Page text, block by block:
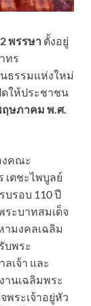
พรรษา ตั้งอยู่
ทร
ธรรมแห่งใหม่
ดให้ประชาชน
ฤษภาคม พ.ศ.
งคณะ
เตชะไพบูลย์
รอบ 110 ปี
ระบาทสมเด็จ
ามงคลเฉลิม
บพระ
เจ้า และ
นเฉลิมพระ
พระเจ้าอยู่หัว